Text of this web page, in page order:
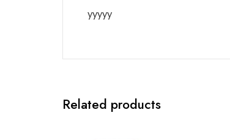
yyyyy
Related products